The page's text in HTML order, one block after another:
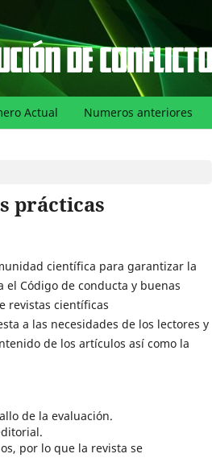
Actual Numeros anteriores
prácticas
científica para garantizar la
Código de conducta y buenas
revistas científicas
a las necesidades de los lectores y
de los artículos así como la
de la evaluación.
por lo que la revista se